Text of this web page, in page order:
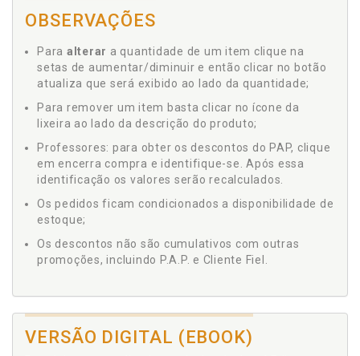
OBSERVAÇÕES
Para alterar a quantidade de um item clique na
setas de aumentar/diminuir e então clicar no botão
atualiza que será exibido ao lado da quantidade;
Para remover um item basta clicar no ícone da
lixeira ao lado da descrição do produto;
Professores: para obter os descontos do PAP, clique
em encerra compra e identifique-se. Após essa
identificação os valores serão recalculados.
Os pedidos ficam condicionados a disponibilidade de
estoque;
Os descontos não são cumulativos com outras
promoções, incluindo P.A.P. e Cliente Fiel.
VERSÃO DIGITAL (EBOOK)